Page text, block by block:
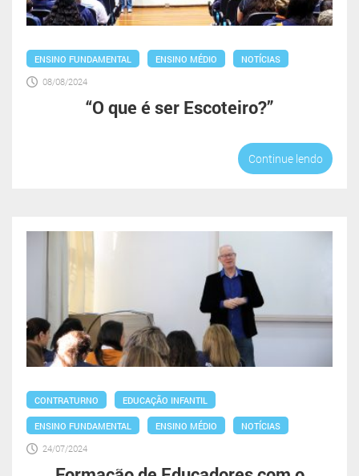
ENSINO FUNDAMENTAL ENSINO MÉDIO
NOTÍCIAS
08/08/2024
“O que é ser Escoteiro?”
Continue lendo
CONTRATURNO EDUCAÇÃO INFANTIL
ENSINO FUNDAMENTAL ENSINO MÉDIO
NOTÍCIAS
24/07/2024